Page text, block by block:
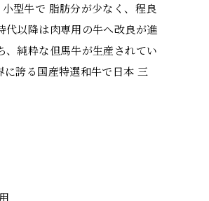
型牛で 脂肪分が少なく、程良
代以降は肉専用の牛へ改良が進
、純粋な但馬牛が生産されてい
誇る国産特選和牛で日本 三